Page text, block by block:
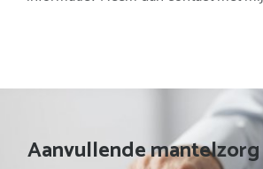
Aanvullende mantelzorg